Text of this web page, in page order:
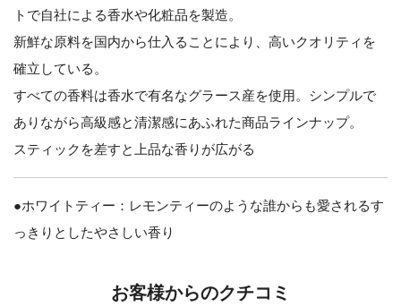
トで自社による香水や化粧品を製造。
新鮮な原料を国内から仕入ることにより、高いクオリティを
確立している。
すべての香料は香水で有名なグラース産を使用。シンプルで
ありながら高級感と清潔感にあふれた商品ラインナップ。
スティックを差すと上品な香りが広がる
●ホワイトティー：レモンティーのような誰からも愛されるす
っきりとしたやさしい香り
お客様からのクチコミ